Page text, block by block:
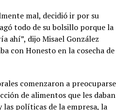
mal, decidió ir por su
todo de su bolsillo porque la
ahí”, dijo Misael González
con Honesto en la cosecha de
comenzaron a preocuparse
de alimentos que les daban
las políticas de la empresa, la